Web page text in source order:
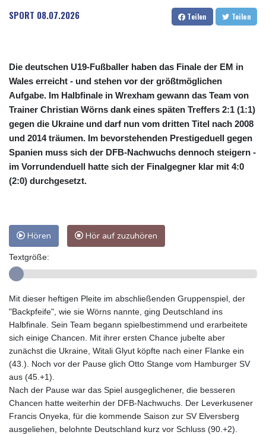
SPORT 08.07.2026 Teilen Teilen
Die deutschen U19-Fußballer haben das Finale der EM in
Wales erreicht - und stehen vor der größtmöglichen
Aufgabe. Im Halbfinale in Wrexham gewann das Team von
Trainer Christian Wörns dank eines späten Treffers 2:1 (1:1)
gegen die Ukraine und darf nun vom dritten Titel nach 2008
und 2014 träumen. Im bevorstehenden Prestigeduell gegen
Spanien muss sich der DFB-Nachwuchs dennoch steigern -
im Vorrundenduell hatte sich der Finalgegner klar mit 4:0
(2:0) durchgesetzt.
Hören Hör auf zuzuhören
Textgröße:
Mit dieser heftigen Pleite im abschließenden Gruppenspiel, der
"Backpfeife", wie sie Wörns nannte, ging Deutschland ins
Halbfinale. Sein Team begann spielbestimmend und erarbeitete
sich einige Chancen. Mit ihrer ersten Chance jubelte aber
zunächst die Ukraine, Witali Glyut köpfte nach einer Flanke ein
(43.). Noch vor der Pause glich Otto Stange vom Hamburger SV
aus (45.+1).
Nach der Pause war das Spiel ausgeglichener, die besseren
Chancen hatte weiterhin der DFB-Nachwuchs. Der Leverkusener
Francis Onyeka, für die kommende Saison zur SV Elversberg
ausgeliehen, belohnte Deutschland kurz vor Schluss (90.+2).